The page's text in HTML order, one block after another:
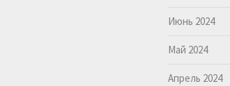
Июнь 2024
Май 2024
Апрель 2024